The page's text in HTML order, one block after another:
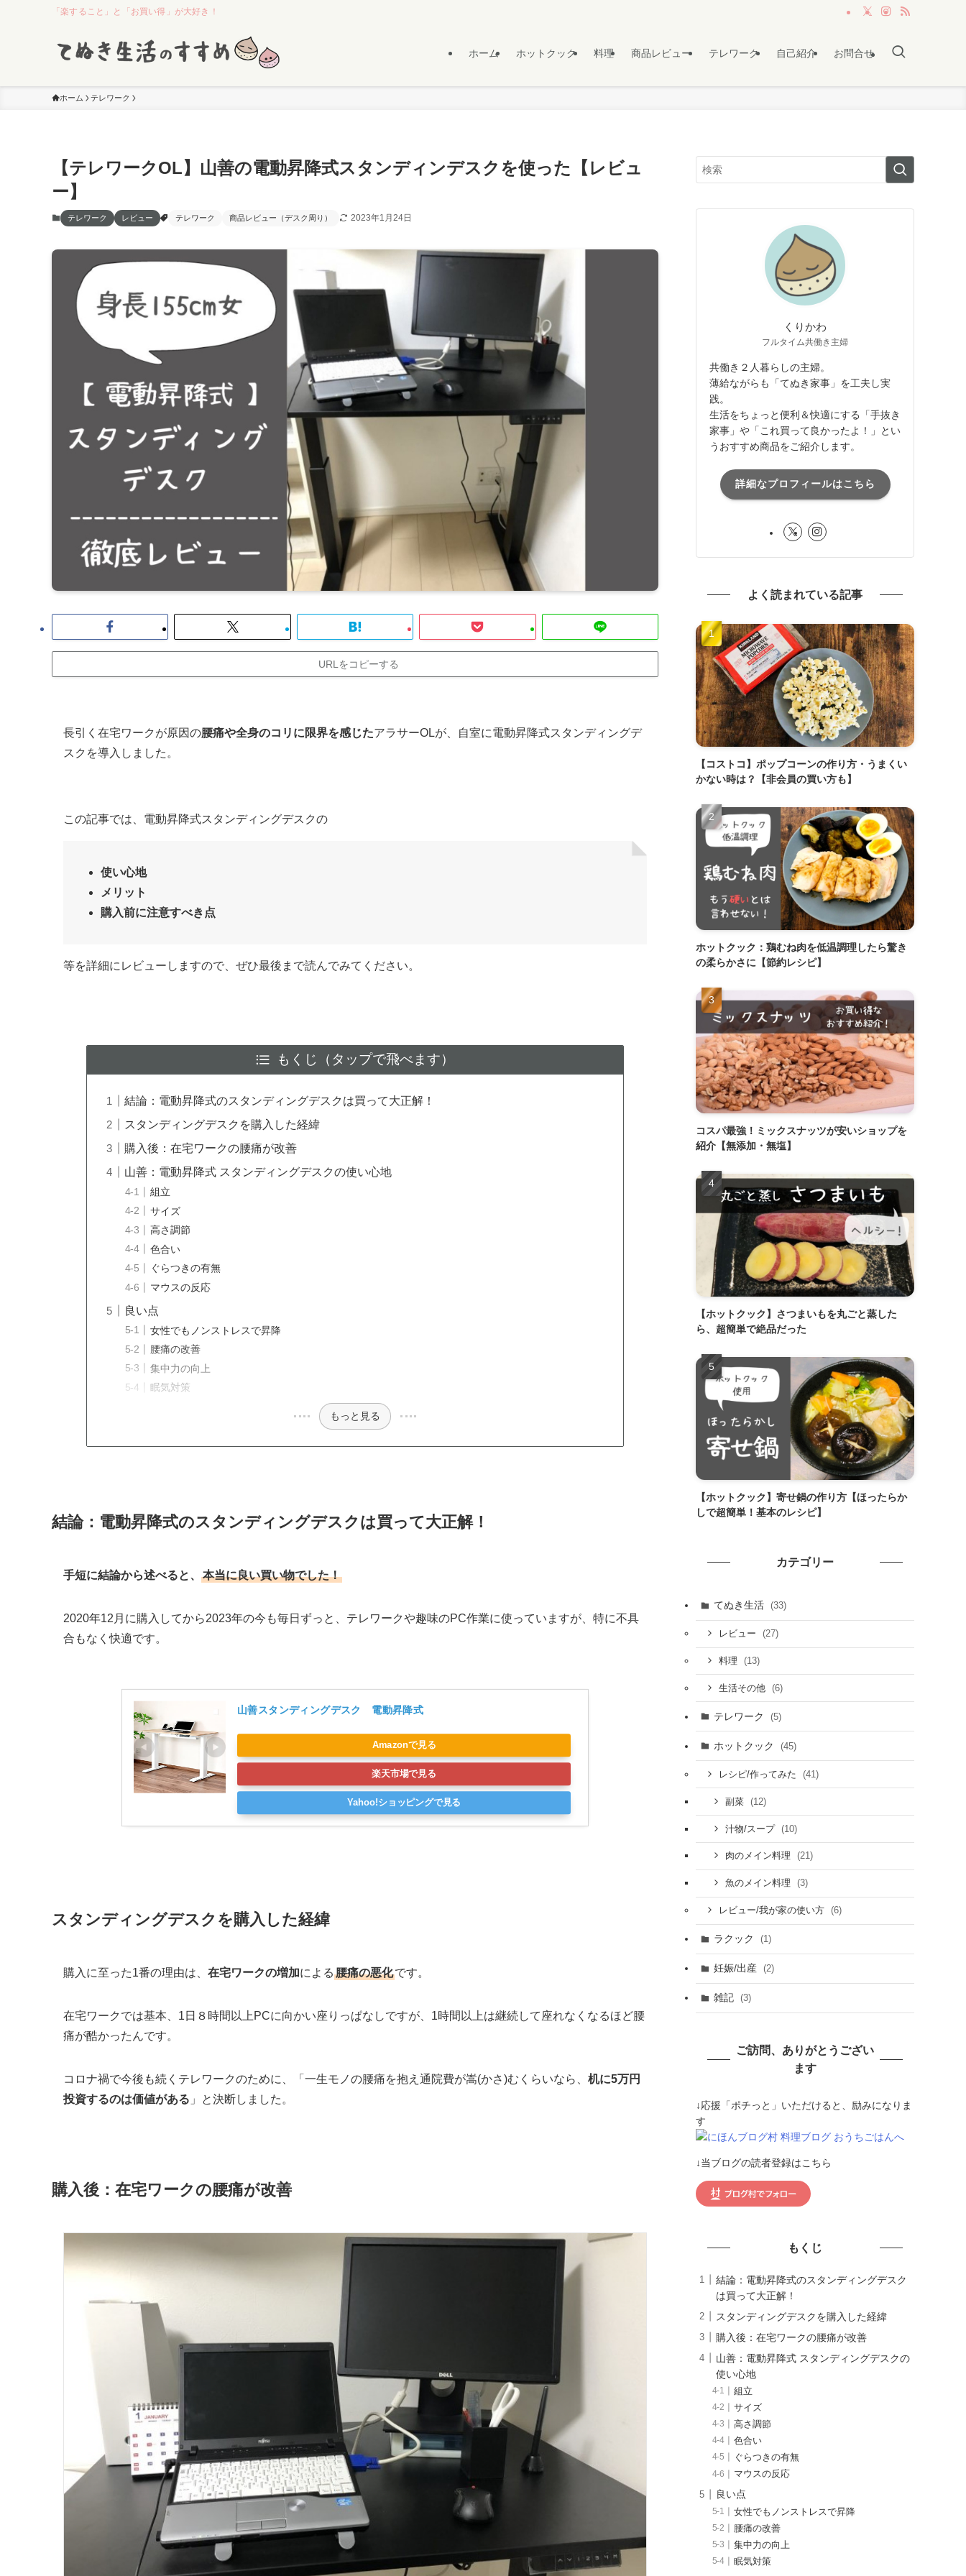
「楽すること」と「お買い得」が大好き！
ホーム ホットクック 料理 商品レビュー テレワーク 自己紹介 お問合せ
ホーム テレワーク
【テレワークOL】山善の電動昇降式スタンディンデスクを使った【レビュ
ー】
テレワーク レビュー テレワーク 商品レビュー（デスク周り） 2023年1月24日
URLをコピーする
長引く在宅ワークが原因の腰痛や全身のコリに限界を感じたアラサーOLが、自室に電動昇降式スタンディングデ
スクを導入しました。
この記事では、電動昇降式スタンディングデスクの
使い心地
メリット
購入前に注意すべき点
等を詳細にレビューしますので、ぜひ最後まで読んでみてください。
もくじ（タップで飛べます）
結論：電動昇降式のスタンディングデスクは買って大正解！
スタンディングデスクを購入した経緯
購入後：在宅ワークの腰痛が改善
山善：電動昇降式 スタンディングデスクの使い心地
組立
サイズ
高さ調節
色合い
ぐらつきの有無
マウスの反応
良い点
女性でもノンストレスで昇降
腰痛の改善
集中力の向上
眠気対策
もっと見る
結論：電動昇降式のスタンディングデスクは買って大正解！
手短に結論から述べると、 本当に良い買い物でした！
2020年12月に購入してから2023年の今も毎日ずっと、テレワークや趣味のPC作業に使っていますが、特に不具
合もなく快適です。
山善スタンディングデスク　電動昇降式
Amazonで見る
楽天市場で見る
Yahoo!ショッピングで見る
スタンディングデスクを購入した経緯
購入に至った1番の理由は、 在宅ワークの増加による 腰痛の悪化です。
在宅ワークでは基本、1日８時間以上PCに向かい座りっぱなしですが、1時間以上は継続して座れなくなるほど腰
痛が酷かったんです。
コロナ禍で今後も続くテレワークのために、「一生モノの腰痛を抱え通院費が嵩(かさ)むくらいなら、 机に5万円
投資するのは価値がある 」と決断しました。
購入後：在宅ワークの腰痛が改善
くりかわ
フルタイム共働き主婦
共働き２人暮らしの主婦。
薄給ながらも「てぬき家事」を工夫し実
践。
生活をちょっと便利＆快適にする「手抜き
家事」や「これ買って良かったよ！」とい
うおすすめ商品をご紹介します。
詳細なプロフィールはこちら
よく読まれている記事
【コストコ】ポップコーンの作り方・うまくい
かない時は？【非会員の買い方も】
ホットクック：鶏むね肉を低温調理したら驚き
の柔らかさに【節約レシピ】
コスパ最強！ミックスナッツが安いショップを
紹介【無添加・無塩】
【ホットクック】さつまいもを丸ごと蒸した
ら、超簡単で絶品だった
【ホットクック】寄せ鍋の作り方【ほったらか
しで超簡単！基本のレシピ】
カテゴリー
てぬき生活 (33)
レビュー (27)
料理 (13)
生活その他 (6)
テレワーク (5)
ホットクック (45)
レシピ/作ってみた (41)
副菜 (12)
汁物/スープ (10)
肉のメイン料理 (21)
魚のメイン料理 (3)
レビュー/我が家の使い方 (6)
ラクック (1)
妊娠/出産 (2)
雑記 (3)
ご訪問、ありがとうござい
ます
↓応援「ポチっと」いただけると、励みになりま
す
↓当ブログの読者登録はこちら
もくじ
結論：電動昇降式のスタンディングデスク
は買って大正解！
スタンディングデスクを購入した経緯
購入後：在宅ワークの腰痛が改善
山善：電動昇降式 スタンディングデスクの
使い心地
組立
サイズ
高さ調節
色合い
ぐらつきの有無
マウスの反応
良い点
女性でもノンストレスで昇降
腰痛の改善
集中力の向上
眠気対策